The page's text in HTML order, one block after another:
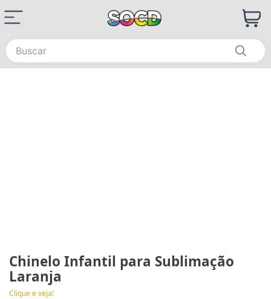
Buscar
Chinelo Infantil para Sublimação
Laranja
Clique e veja!